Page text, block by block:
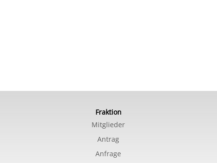
Fraktion
Mitglieder
Antrag
Anfrage